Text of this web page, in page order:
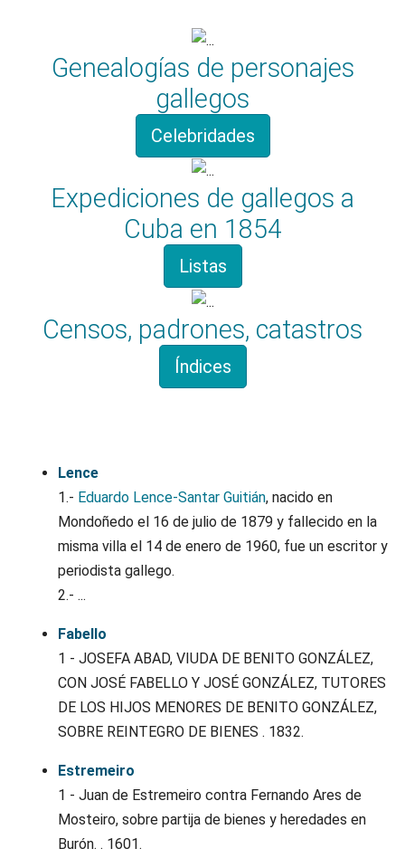
Genealogías de personajes
gallegos
Celebridades
Expediciones de gallegos a
Cuba en 1854
Listas
Censos, padrones, catastros
Índices
Lence
1.- Eduardo Lence-Santar Guitián, nacido en
Mondoñedo el 16 de julio de 1879 y fallecido en la
misma villa el 14 de enero de 1960, fue un escritor y
periodista gallego.
2.- ...
Fabello
1 - JOSEFA ABAD, VIUDA DE BENITO GONZÁLEZ,
CON JOSÉ FABELLO Y JOSÉ GONZÁLEZ, TUTORES
DE LOS HIJOS MENORES DE BENITO GONZÁLEZ,
SOBRE REINTEGRO DE BIENES . 1832.
Estremeiro
1 - Juan de Estremeiro contra Fernando Ares de
Mosteiro, sobre partija de bienes y heredades en
Burón. . 1601.